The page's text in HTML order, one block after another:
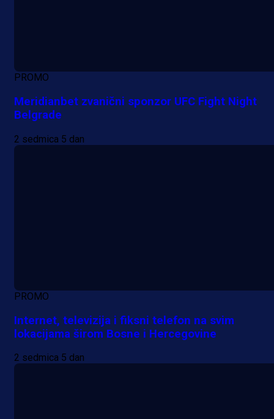
PROMO
Meridianbet zvanični sponzor UFC Fight Night
Belgrade
2 sedmica 5 dan
PROMO
Internet, televizija i fiksni telefon na svim
lokacijama širom Bosne i Hercegovine
2 sedmica 5 dan